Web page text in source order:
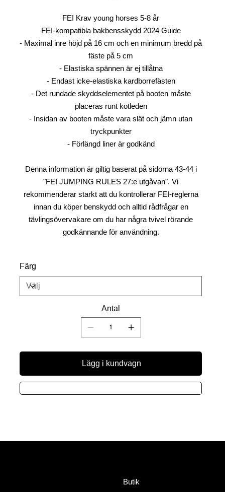
FEI Krav young horses 5-8 år
FEI-kompatibla bakbensskydd 2024 Guide
- Maximal inre höjd på 16 cm och en minimum bredd på
fäste på 5 cm
- Elastiska spännen är ej tillåtna
- Endast icke-elastiska kardborrefästen
- Det rundade skyddselementet på booten måste
placeras runt kotleden
- Insidan av booten måste vara slät och jämn utan
tryckpunkter
- Förlängd liner är godkänd
Denna information är giltig baserat på sidorna 43-44 i
"FEI JUMPING RULES 27:e utgåvan". Vi
rekommenderar starkt att du kontrollerar FEI-reglerna
innan du köper benskydd och alltid rådfrågar en
tävlingsövervakare om du har några tvivel rörande
godkännande för användning.
Färg
Antal
Lägg i kundvagn
Butik